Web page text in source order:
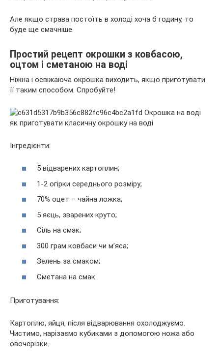
Але якщо страва постоїть в холоді хоча б годину, то
буде ще смачніше.
Простий рецепт окрошки з ковбасою,
оцтом і сметаною на воді
Ніжна і освіжаюча окрошка виходить, якщо приготувати
її таким способом. Спробуйте!
Інгредієнти:
5 відварених картоплин;
1-2 огірки середнього розміру;
70% оцет – чайна ложка;
5 яєць, зварених круто;
Сіль на смак;
300 грам ковбаси чи м’яса;
Зелень за смаком;
Сметана на смак.
Приготування:
Картоплю, яйця, після відварювання охолоджуємо.
Чистимо, нарізаємо кубиками з допомогою ножа або
овочерізки.